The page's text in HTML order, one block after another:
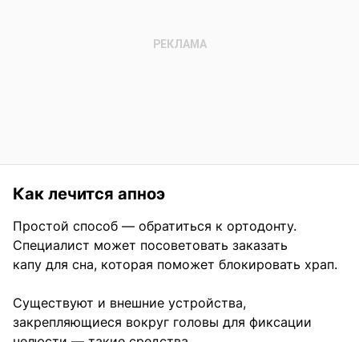
Как лечится апноэ
Простой способ — обратиться к ортодонту.
Специалист может посоветовать заказать
капу для сна, которая поможет блокировать храп.
Существуют и внешние устройства,
закрепляющиеся вокруг головы для фиксации